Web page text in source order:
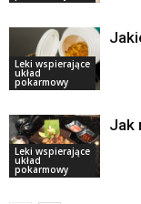
Leki wspierające
układ
pokarmowy
Leki wspierające
układ
pokarmowy
Jak